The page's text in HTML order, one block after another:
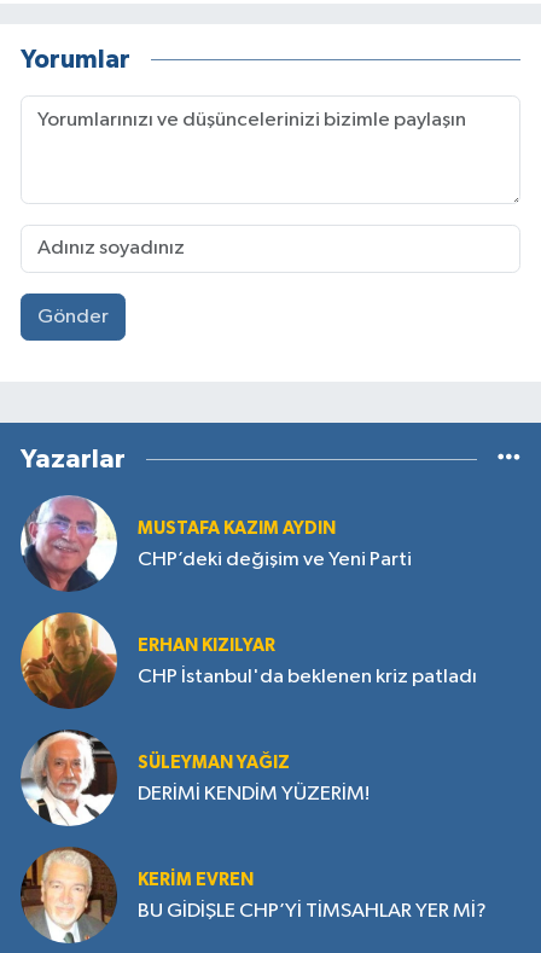
Yorumlar
Gönder
Yazarlar
MUSTAFA KAZIM AYDIN
CHP’deki değişim ve Yeni Parti
ERHAN KIZILYAR
CHP İstanbul'da beklenen kriz patladı
SÜLEYMAN YAĞIZ
DERİMİ KENDİM YÜZERİM!
KERIM EVREN
BU GİDİŞLE CHP’Yİ TİMSAHLAR YER Mİ?